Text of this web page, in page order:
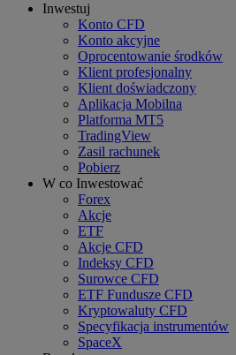
Inwestuj
Konto CFD
Konto akcyjne
Oprocentowanie środków
Klient profesjonalny
Klient doświadczony
Aplikacja Mobilna
Platforma MT5
TradingView
Zasil rachunek
Pobierz
W co Inwestować
Forex
Akcje
ETF
Akcje CFD
Indeksy CFD
Surowce CFD
ETF Fundusze CFD
Kryptowaluty CFD
Specyfikacja instrumentów
SpaceX